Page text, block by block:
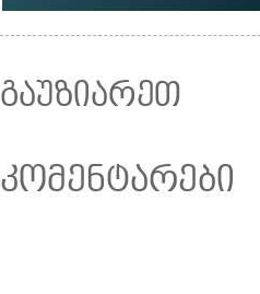
გაუზიარეთ
კომენტარები